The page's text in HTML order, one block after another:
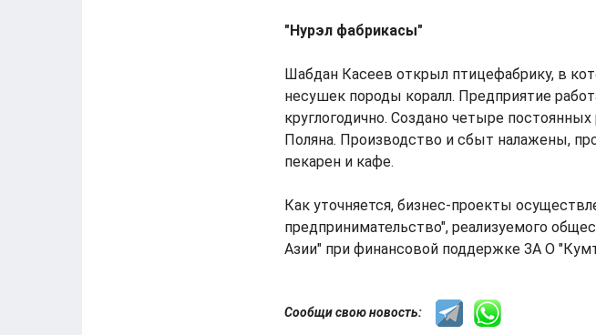
"Нурэл фабрикасы"
Шабдан Касеев открыл птицефабрику, в
несушек породы коралл. Предприятие
круглогодично. Создано четыре
Поляна. Производство и сбыт налажены,
пекарен и кафе.
Как уточняется, бизнес-проекты
предпринимательство", реализуемого
Азии" при финансовой поддержке ЗА О
Сообщи свою новость: